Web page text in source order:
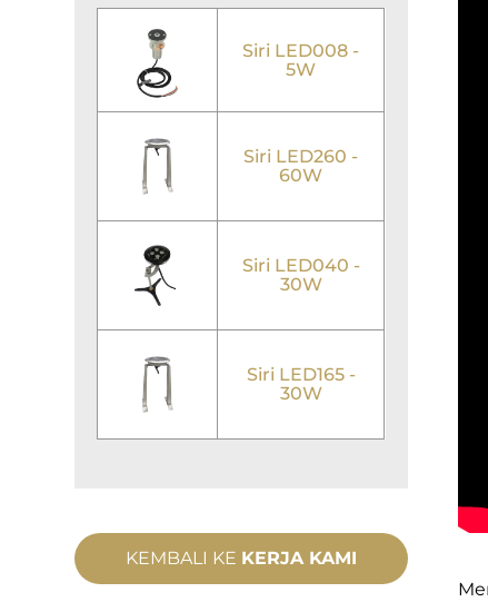
Siri LED008 -
5W
Siri LED260 -
60W
Siri LED040 -
30W
Siri LED165 -
30W
KEMBALI KE KERJA KAMI